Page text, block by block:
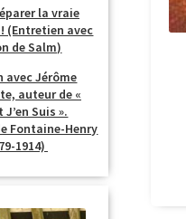
la vraie
(Entretien avec
de Salm)
avec Jérôme
auteur de «
Suis ».
Fontaine-Henry
1914)